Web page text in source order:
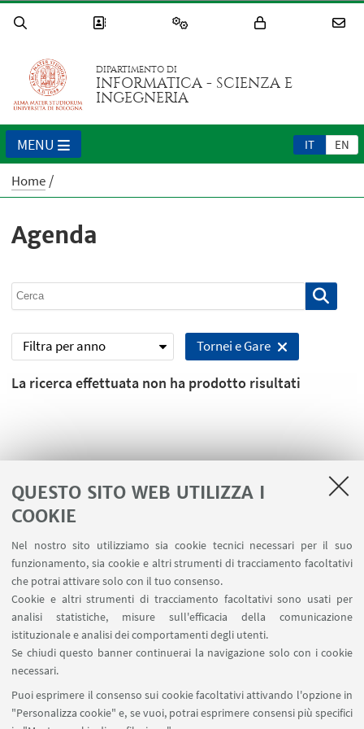
QUESTO SITO WEB UTILIZZA I
COOKIE
Nel nostro sito utilizziamo sia cookie tecnici necessari per il suo
funzionamento, sia cookie e altri strumenti di tracciamento facoltativi
che potrai attivare solo con il tuo consenso.
Cookie e altri strumenti di tracciamento facoltativi sono usati per
analisi statistiche, misure sull'efficacia della comunicazione
istituzionale e analisi dei comportamenti degli utenti.
Se chiudi questo banner continuerai la navigazione solo con i cookie
necessari.
Puoi esprimere il consenso sui cookie facoltativi attivando l'opzione in
"Personalizza cookie" e, se vuoi, potrai esprimere consensi più specifici
DIPARTIMENTO DI
INFORMATICA - SCIENZA E
INGEGNERIA
IT EN
MENU
Home
Agenda
Filtra per anno Tornei e Gare
La ricerca effettuata non ha prodotto risultati
LINK UTILI
Area riservata
SEGUI UNIBO SU: